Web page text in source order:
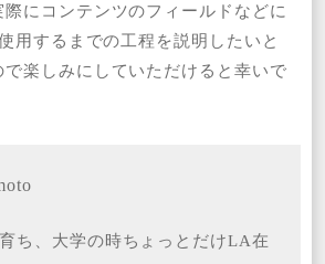
にコンテンツのフィールドなどに
用するまでの工程を説明したいと
で楽しみにしていただけると幸いで
ち、大学の時ちょっとだけLA在